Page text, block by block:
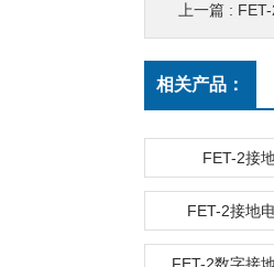
上一篇 :
相关产品：
FET-2接
FET-2接地